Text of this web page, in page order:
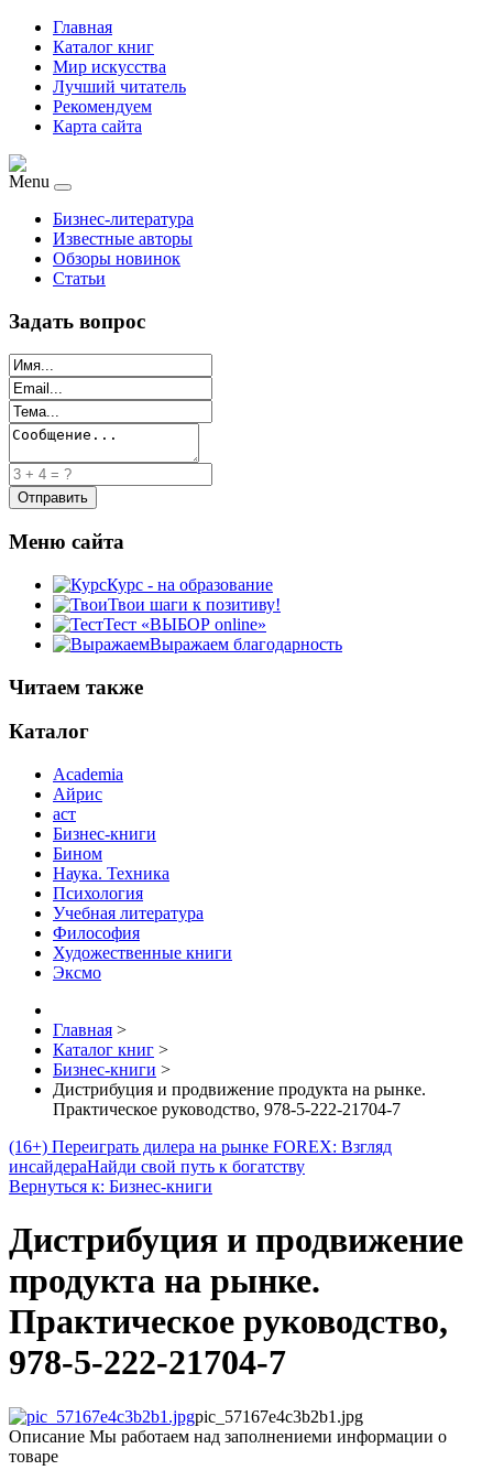
Главная
Каталог книг
Мир искусства
Лучший читатель
Рекомендуем
Карта сайта
Menu
Бизнес-литература
Известные авторы
Обзоры новинок
Статьи
Задать вопрос
Меню сайта
Курс - на образование
Твои шаги к позитиву!
Тест «ВЫБОР online»
Выражаем благодарность
Читаем также
Каталог
Academia
Айрис
аст
Бизнес-книги
Бином
Наука. Техника
Психология
Учебная литература
Философия
Художественные книги
Эксмо
Главная >
Каталог книг >
Бизнес-книги >
Дистрибуция и продвижение продукта на рынке.
Практическое руководство, 978-5-222-21704-7
(16+) Переиграть дилера на рынке FOREX: Взгляд
инсайдераНайди свой путь к богатству
Вернуться к: Бизнес-книги
Дистрибуция и продвижение
продукта на рынке.
Практическое руководство,
978-5-222-21704-7
pic_57167e4c3b2b1.jpg
Описание Мы работаем над заполнениеми информации о
товаре